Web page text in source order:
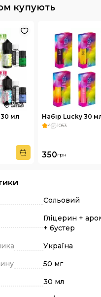
купують
30 мл Набір Lucky 30
4 1053
350грн
Сольовий
Гліцерин +
+ бустер
Україна
50 мг
30 мл